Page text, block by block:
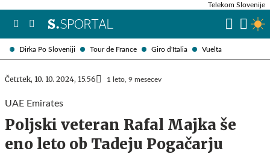
Dirka Po Sloveniji Tour de France Giro d'Italia Vuelta
Telekom Slovenije
Četrtek, 10. 10. 2024, 15.56 1 leto, 9 mesecev
UAE Emirates
Poljski veteran Rafal Majka še
eno leto ob Tadeju Pogačarju